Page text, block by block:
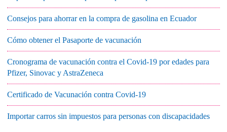
Consejos para ahorrar en la compra de gasolina en Ecuador
Cómo obtener el Pasaporte de vacunación
Cronograma de vacunación contra el Covid-19 por edades para
Pfizer, Sinovac y AstraZeneca
Certificado de Vacunación contra Covid-19
Importar carros sin impuestos para personas con discapacidades